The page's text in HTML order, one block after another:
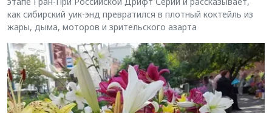
как сибирский уик-энд превратился в плотный коктейль из
жары, дыма, моторов и зрительского азарта